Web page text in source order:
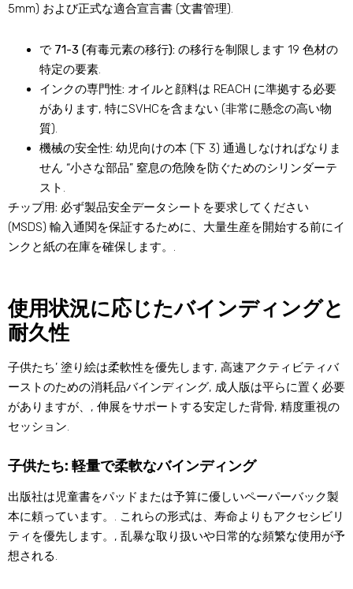
5mm) および正式な適合宣言書 (文書管理).
で 71-3 (有毒元素の移行): の移行を制限します 19 色材の
特定の要素.
インクの専門性: オイルと顔料は REACH に準拠する必要
があります, 特にSVHCを含まない (非常に懸念の高い物
質).
機械の安全性: 幼児向けの本 (下 3) 通過しなければなりま
せん “小さな部品” 窒息の危険を防ぐためのシリンダーテ
スト.
チップ用: 必ず製品安全データシートを要求してください
(MSDS) 輸入通関を保証するために、大量生産を開始する前にイ
ンクと紙の在庫を確保します。.
使用状況に応じたバインディングと
耐久性
子供たち’ 塗り絵は柔軟性を優先します, 高速アクティビティバ
ーストのための消耗品バインディング, 成人版は平らに置く必要
がありますが、, 伸展をサポートする安定した背骨, 精度重視の
セッション.
子供たち: 軽量で柔軟なバインディング
出版社は児童書をパッドまたは予算に優しいペーパーバック製
本に頼っています。. これらの形式は、寿命よりもアクセシビリ
ティを優先します。, 乱暴な取り扱いや日常的な頻繁な使用が予
想される.